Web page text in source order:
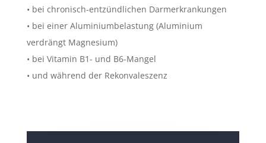
• bei chronisch-entzündlichen Darmerkrankungen
• bei einer Aluminiumbelastung (Aluminium
verdrängt Magnesium)
• bei Vitamin B1- und B6-Mangel
• und während der Rekonvaleszenz